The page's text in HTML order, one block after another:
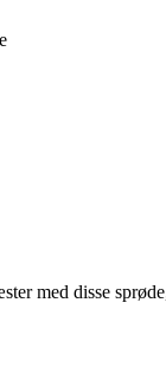
med disse